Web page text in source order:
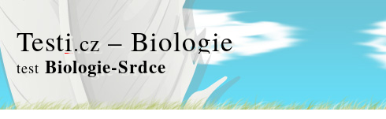
Testi.cz – Biologie
test Biologie-Srdce